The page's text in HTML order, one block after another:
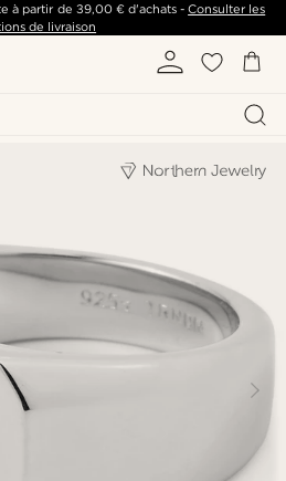
à partir de 39,00 €d'achats -Consulter les
de livraison